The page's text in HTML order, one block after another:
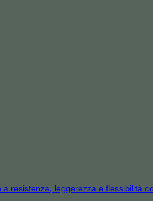
resistenza, leggerezza e flessibilità